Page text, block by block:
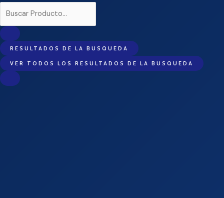
RESULTADOS DE LA BUSQUEDA
VER TODOS LOS RESULTADOS DE LA BUSQUEDA